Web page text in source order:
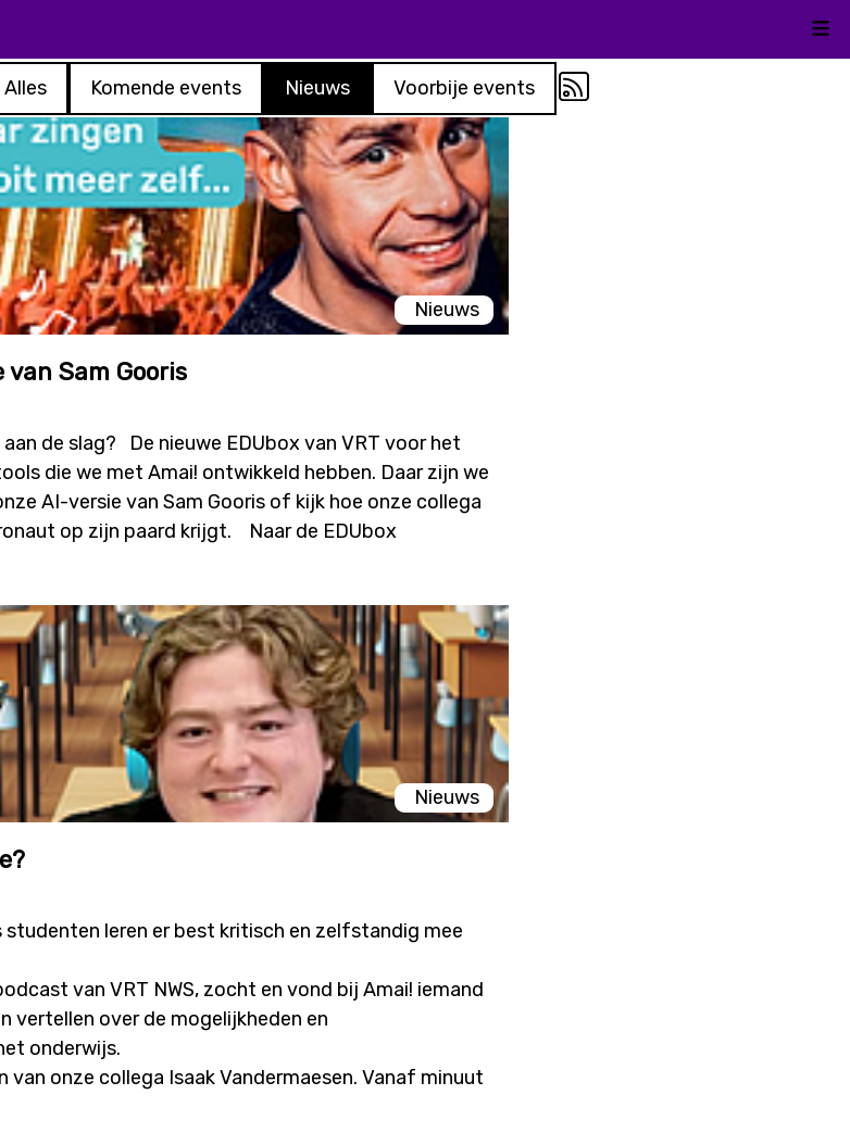
Alles Komende events Nieuws Voorbije events
Nieuws
Sam Gooris
aan de slag? De nieuwe EDUbox van VRT voor het
die we met Amai! ontwikkeld hebben. Daar zijn we
AI-versie van Sam Gooris of kijk hoe onze collega
op zijn paard krijgt. Naar de EDUbox
Nieuws
studenten leren er best kritisch en zelfstandig mee
van VRT NWS, zocht en vond bij Amai! iemand
vertellen over de mogelijkheden en
onderwijs.
van onze collega Isaak Vandermaesen. Vanaf minuut